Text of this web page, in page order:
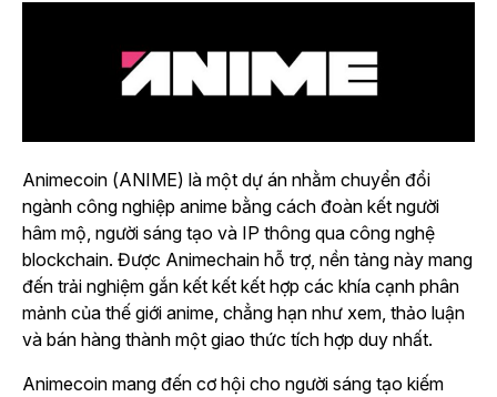
Animecoin (ANIME) là một dự án nhằm chuyển đổi
ngành công nghiệp anime bằng cách đoàn kết người
hâm mộ, người sáng tạo và IP thông qua công nghệ
blockchain. Được Animechain hỗ trợ, nền tảng này mang
đến trải nghiệm gắn kết kết kết hợp các khía cạnh phân
mảnh của thế giới anime, chẳng hạn như xem, thảo luận
và bán hàng thành một giao thức tích hợp duy nhất.
Animecoin mang đến cơ hội cho người sáng tạo kiếm